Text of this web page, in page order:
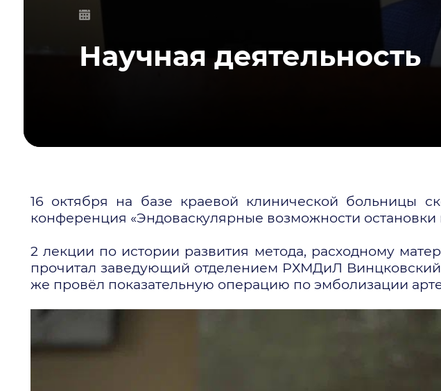
Научная деятельность
16 октября на базе краевой клинической больницы
конференция «Эндоваскулярные возможности остановки
2 лекции по истории развития метода, расходному
прочитал заведующий отделением РХМДиЛ
же провёл показательную операцию по эмболизации